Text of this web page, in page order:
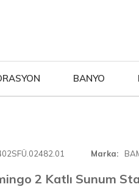
BANYO
Marka
2 Katlı Sunum